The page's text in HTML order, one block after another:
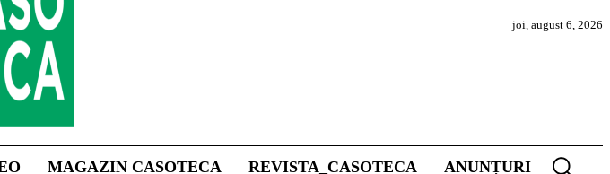
joi, august 6, 2026
MAGAZIN CASOTECA REVISTA_CASOTECA ANUNȚURI